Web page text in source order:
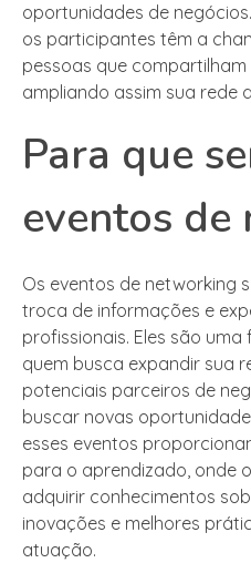
oportunidades de
os participantes têm a
pessoas que compartilham
ampliando assim sua rede
Para que
eventos
Os eventos de networking
troca de informações e
profissionais. Eles são
quem busca expandir sua
potenciais parceiros de
buscar novas
esses eventos
para o aprendizado, onde
adquirir conhecimentos
inovações e melhores
atuação.